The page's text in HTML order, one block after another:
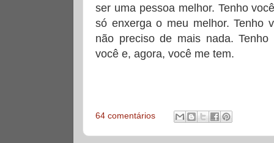
ser uma pessoa melhor. Tenho
só enxerga o meu melhor. Tenho
não preciso de mais nada.
você e, agora, você me tem.
64 comentários